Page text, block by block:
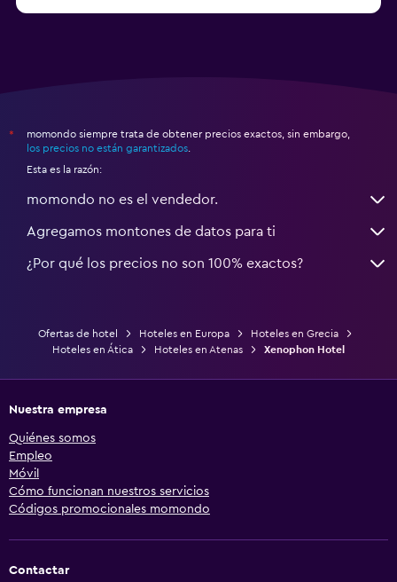
*
momondo siempre trata de obtener precios exactos, sin embargo,
los precios no están garantizados
Esta es la razón:
momondo no es el vendedor.
Agregamos montones de datos para ti
¿Por qué los precios no son 100% exactos?
Ofertas de hotel Hoteles en Europa
Hoteles en Grecia
Hoteles en Ática
Hoteles en Atenas Xenophon Hotel
Nuestra empresa
Quiénes somos
Empleo
Móvil
Cómo funcionan nuestros servicios
Códigos promocionales momondo
Contactar